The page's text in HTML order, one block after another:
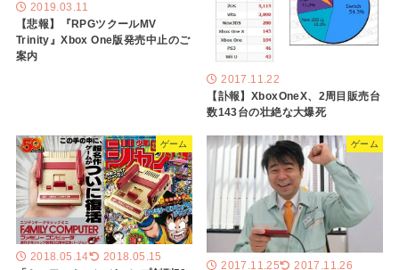
2019.03.11
【悲報】『RPGツクールMV
Trinity』Xbox One版発売中止のご
案内
2017.11.22
【訃報】XboxOneX、2周目販売台
数143台の壮絶な大爆死
ゲーム
2018.05.14 2018.05.15
ゲーム
2017.11.25 2017.11.26